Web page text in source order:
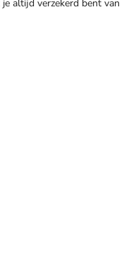
altijd verzekerd bent van